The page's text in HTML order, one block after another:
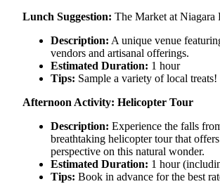
Lunch Suggestion: The Market at Niagara
Description: A unique venue
vendors and artisanal offerings.
Estimated Duration: 1 hour
Tips: Sample a variety of local treats!
Afternoon Activity: Helicopter Tour
Description: Experience the falls
breathtaking helicopter tour that
perspective on this natural wonder.
Estimated Duration: 1 hour
Tips: Book in advance for the best